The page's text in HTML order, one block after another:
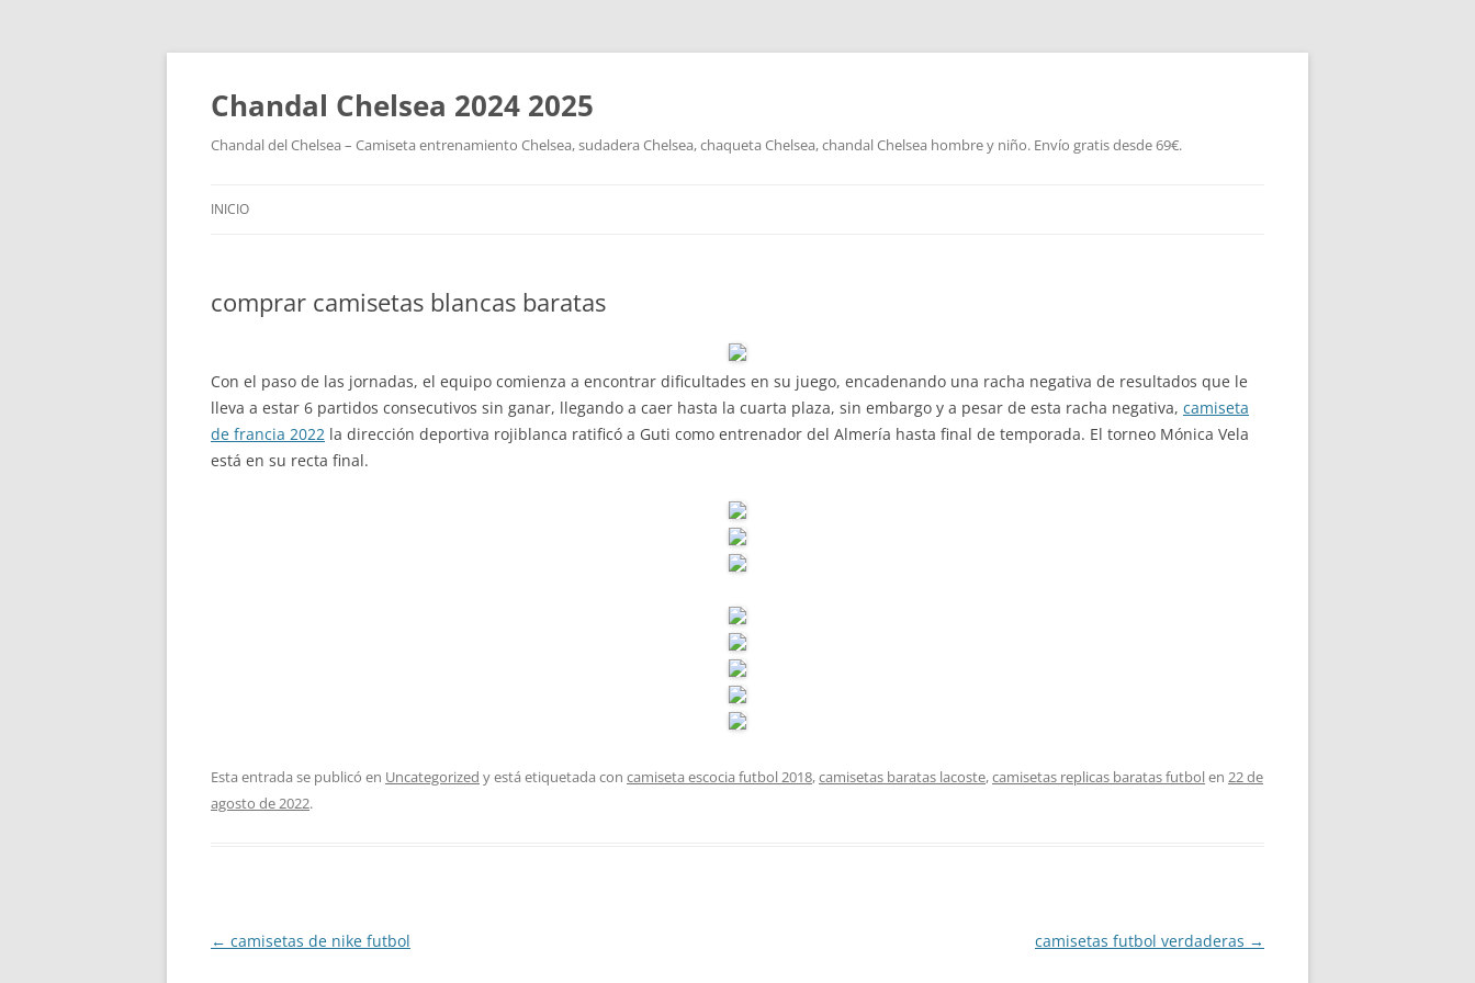
Chandal Chelsea 2024 2025
Chandal del Chelsea – Camiseta entrenamiento Chelsea, sudadera Chelsea, chaqueta Chelsea, chandal Chelsea hombre y niño. Envío gratis desde 69€.
INICIO
comprar camisetas blancas baratas
Con el paso de las jornadas, el equipo comienza a encontrar dificultades en su juego, encadenando una racha negativa de resultados que le
lleva a estar 6 partidos consecutivos sin ganar, llegando a caer hasta la cuarta plaza, sin embargo y a pesar de esta racha negativa, camiseta
de francia 2022 la dirección deportiva rojiblanca ratificó a Guti como entrenador del Almería hasta final de temporada. El torneo Mónica Vela
está en su recta final.
Esta entrada se publicó en Uncategorized y está etiquetada con camiseta escocia futbol 2018,camisetas baratas lacoste,camisetas replicas baratas futbolen 22 de
agosto de 2022.
Navegación
← camisetas de nike futbol camisetas futbol verdaderas →